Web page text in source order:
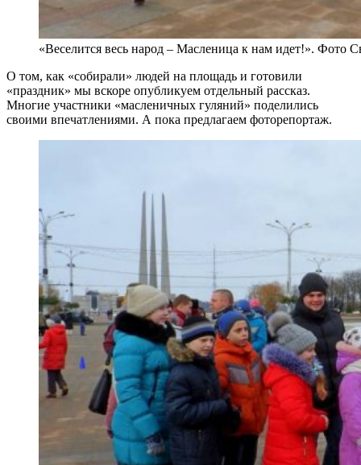
«Веселится весь народ – Масленица к нам идет!». Фото
О том, как «собирали» людей на площадь и готовили
«праздник» мы вскоре опубликуем отдельный рассказ.
Многие участники «масленичных гуляний» поделились
своими впечатлениями. А пока предлагаем фоторепортаж.